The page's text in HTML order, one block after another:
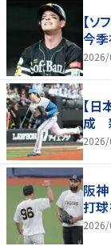
【ソ
今
【
成
阪
打